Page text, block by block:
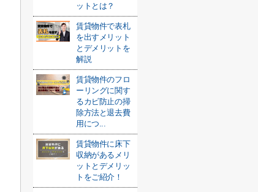
ットとは？
賃貸物件で表札
を出すメリット
とデメリットを
解説
賃貸物件のフロ
ーリングに関す
るカビ防止の掃
除方法と退去費
用につ...
賃貸物件に床下
収納があるメリ
ットとデメリッ
トをご紹介！